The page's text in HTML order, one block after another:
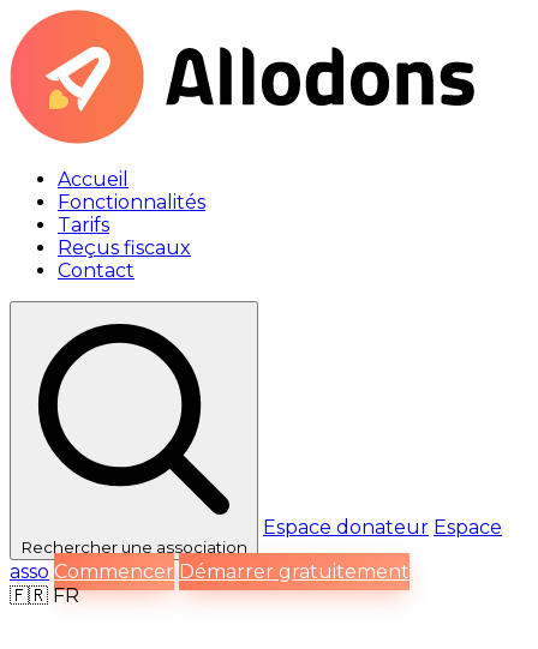
Accueil
Fonctionnalités
Tarifs
Reçus fiscaux
Contact
Rechercherune association
Espace donateur Espace
asso Commencer Démarrer gratuitement
🇫🇷 FR